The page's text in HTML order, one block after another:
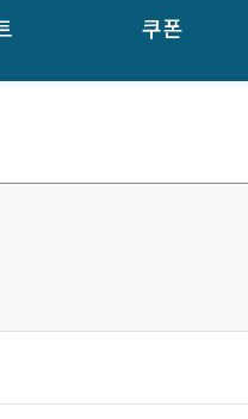
쿠폰